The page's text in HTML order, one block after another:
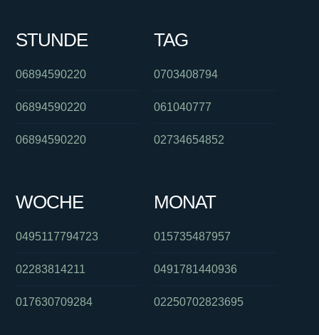
STUNDE
06894590220
06894590220
06894590220
TAG
0703408794
061040777
02734654852
WOCHE
0495117794723
02283814211
017630709284
MONAT
015735487957
0491781440936
02250702823695